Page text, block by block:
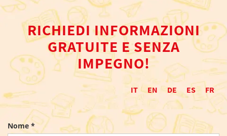
RICHIEDI INFORMAZIONI
GRATUITE E SENZA
IMPEGNO!
IT EN DE ES FR
Nome *